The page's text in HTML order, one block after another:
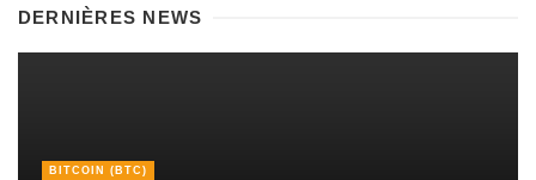
DERNIÈRES NEWS
BITCOIN (BTC)